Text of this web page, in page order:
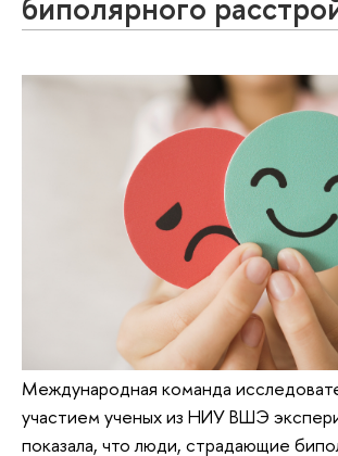
Международная команда
участием ученых из НИУ ВШЭ
показала, что люди, страдающие